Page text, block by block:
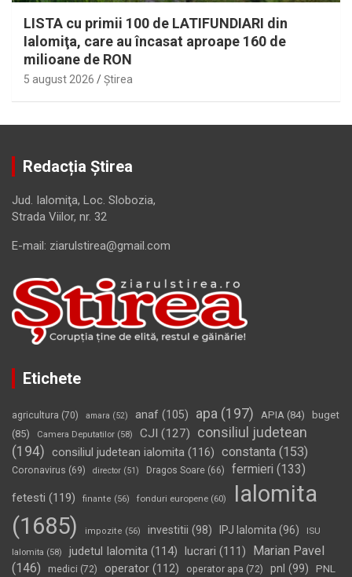
LISTA cu primii 100 de LATIFUNDIARI din
Ialomiţa, care au încasat aproape 160 de
milioane de RON
5 august 2026 Ştirea
Redacția Știrea
Jud. Ialomiţa, Loc. Slobozia,
Strada Viilor, nr. 32
E-mail: ziarulstirea@gmail.com
Etichete
agricultura (70) amara (52) anaf (105) apa (197) APIA (84)
buget
(85)
Camera Deputatilor (58) CJI (127)
consiliul judetean
(194) consiliul judetean ialomita (116) constanta (153)
Coronavirus (69) director (51) Dragos Soare (66) fermieri (133)
fetesti (119) finante (56) fonduri europene (60)
Ialomita
(1685)
impozite (56) investitii (98) IPJ Ialomita (96) ISU
Ialomita (58) judetul Ialomita (114) lucrari (111)
Marian Pavel
(146)
medici (72) operator (112) operator apa (72) pnl (99)
PNL